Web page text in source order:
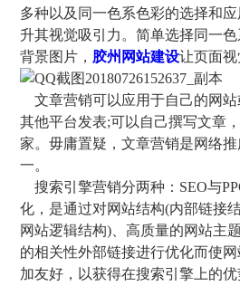
多种以及同一色系色彩的选择和
升其视觉吸引力。简单选择同一
背景图片， 胶州网站建设让页面视
文章营销可以应用于自己的网站
其他平台发表;可以自己撰写文章
家。毋庸置疑，文章营销是网络
一。
搜索引擎营销分两种：SEO与
化，是通过对网站结构(内部链接
网站逻辑结构)、高质量的网站主
的相关性外部链接进行优化而使
加友好，以获得在搜索引擎上的